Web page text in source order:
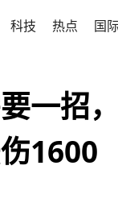
科技 热点 国
一招
1600